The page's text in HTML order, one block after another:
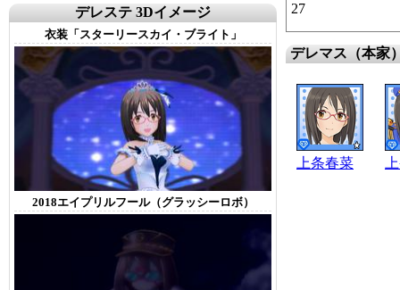
27
デレマス（本家
上条春菜
デレステ 3Dイメージ
衣装「スターリースカイ・ブライト」
2018エイプリルフール（グラッシーロボ）